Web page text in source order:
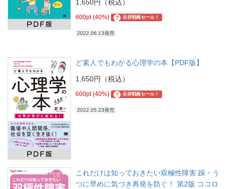
1,650円（税込）
600pt (40%) ? 生存戦略セール！
2022.06.13発売
ど素人でもわかる心理学の本【PDF版】
1,650円（税込）
600pt (40%) ? 生存戦略セール！
2022.05.23発売
これだけは知っておきたい双極性障害 躁・う
つに早めに気づき再発を防ぐ！ 第2版 ココロ